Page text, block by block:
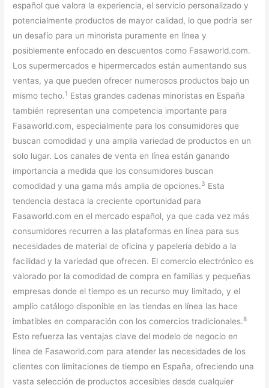
español que valora la experiencia, el servicio personalizado y
potencialmente productos de mayor calidad, lo que podría ser
un desafío para un minorista puramente en línea y
posiblemente enfocado en descuentos como Fasaworld.com.
Los supermercados e hipermercados están aumentando sus
ventas, ya que pueden ofrecer numerosos productos bajo un
mismo techo.1 Estas grandes cadenas minoristas en España
también representan una competencia importante para
Fasaworld.com, especialmente para los consumidores que
buscan comodidad y una amplia variedad de productos en un
solo lugar. Los canales de venta en línea están ganando
importancia a medida que los consumidores buscan
comodidad y una gama más amplia de opciones.3 Esta
tendencia destaca la creciente oportunidad para
Fasaworld.com en el mercado español, ya que cada vez más
consumidores recurren a las plataformas en línea para sus
necesidades de material de oficina y papelería debido a la
facilidad y la variedad que ofrecen. El comercio electrónico es
valorado por la comodidad de compra en familias y pequeñas
empresas donde el tiempo es un recurso muy limitado, y el
amplio catálogo disponible en las tiendas en línea las hace
imbatibles en comparación con los comercios tradicionales.8
Esto refuerza las ventajas clave del modelo de negocio en
línea de Fasaworld.com para atender las necesidades de los
clientes con limitaciones de tiempo en España, ofreciendo una
vasta selección de productos accesibles desde cualquier